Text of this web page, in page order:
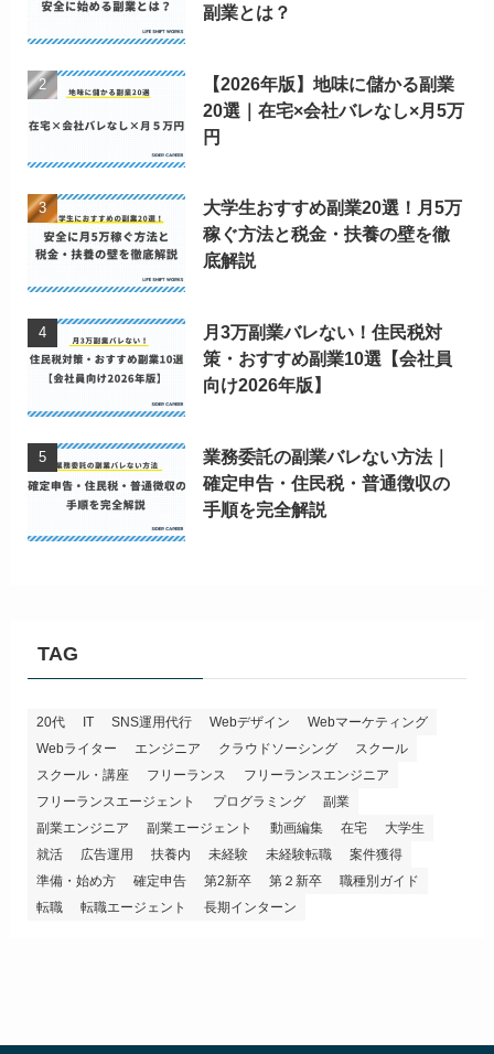
副業とは？
【2026年版】地味に儲かる副業
20選｜在宅×会社バレなし×月5万
円
大学生おすすめ副業20選！月5万
稼ぐ方法と税金・扶養の壁を徹
底解説
月3万副業バレない！住民税対
策・おすすめ副業10選【会社員
向け2026年版】
業務委託の副業バレない方法｜
確定申告・住民税・普通徴収の
手順を完全解説
TAG
20代 IT SNS運用代行 Webデザイン
Webマーケティング
Webライター
エンジニア クラウドソーシング
スクール
スクール・講座
フリーランス
フリーランスエンジニア
フリーランスエージェント
プログラミング
副業
副業エンジニア
副業エージェント 動画編集 在宅
大学生
就活
広告運用 扶養内 未経験 未経験転職
案件獲得
準備・始め方
確定申告 第2新卒 第２新卒
職種別ガイド
転職
転職エージェント 長期インターン